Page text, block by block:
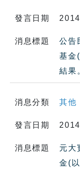
發言日期
消息標題
公告
基金
結果
消息分類 其他
發言日期
消息標題
元大
金(